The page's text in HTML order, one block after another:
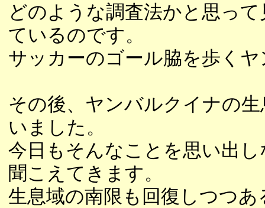
どのような調査法かと思っ
ているのです。
サッカーのゴール脇を歩く
その後、ヤンバルクイナの
いました。
今日もそんなことを思い出
聞こえてきます。
生息域の南限も回復しつつ